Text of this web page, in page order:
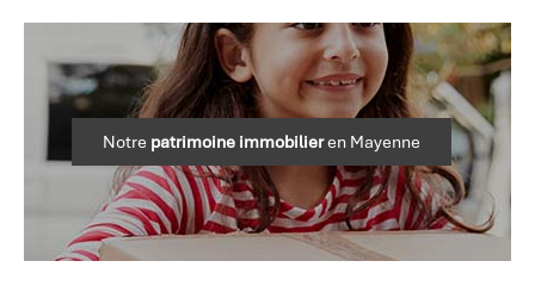
Notre patrimoine immobilieren Mayenne